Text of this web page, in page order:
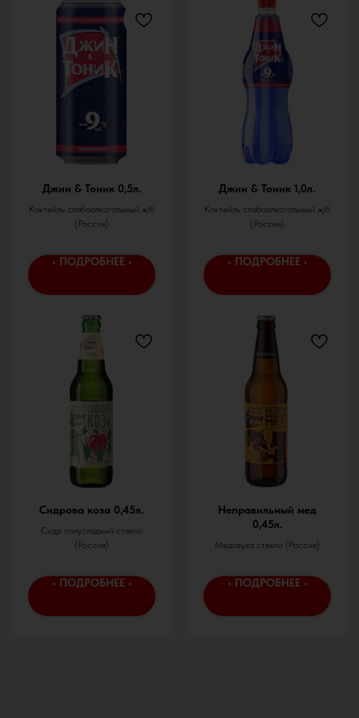
Джин & Тоник 0,5л.
Коктейль слабоалкогольный ж/б
(Россия)
• ПОДРОБНЕЕ •
Джин & Тоник 1,0л.
Коктейль слабоалкогольный ж/б
(Россия)
• ПОДРОБНЕЕ •
Сидрова коза 0,45л.
Сидр полусладкий стекло
(Россия)
• ПОДРОБНЕЕ •
Неправильный мед
0,45л.
Медовуха стекло (Россия)
• ПОДРОБНЕЕ •